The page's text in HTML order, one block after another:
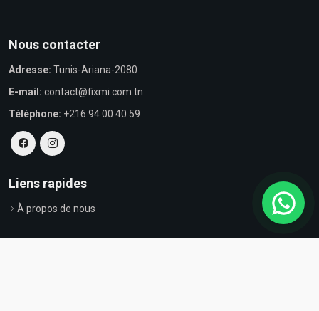
Nous contacter
Adresse: Tunis-Ariana-2080
E-mail: contact@fixmi.com.tn
Téléphone: +216 94 00 40 59
Liens rapides
À propos de nous